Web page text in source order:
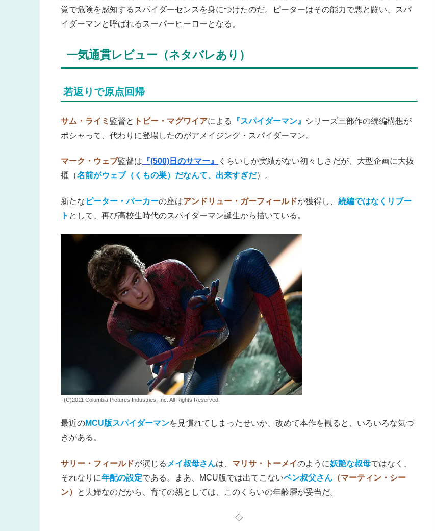
覚で危険を感知するスパイダーセンスを身につけたのだ。ピーターはその能力で悪と闘い、スパ
イダーマンと呼ばれるスーパーヒーローとなる。
一気通貫レビュー（ネタバレあり）
若返りで原点回帰
サム・ライミ 監督と トビー・マグワイアによる 『スパイダーマン』
シリーズ三部作の続編構想が
ポシャって、代わりに登場したのがアメイジング・スパイダーマン。
マーク・ウェブ監督は 『(500)日のサマー』
くらいしか実績がない初々しさだが、大型企画に大抜
擢（名前がウェブ（くもの巣）だなんて、出来すぎだ）。
新たな ピーター・パーカーの座はアンドリュー・ガーフィールドが獲得し、 続編ではなくリブー
ト として、再び高校生時代のスパイダーマン誕生から描いている。
(C)2011 Columbia Pictures Industries, Inc. All Rights Reserved.
最近のMCU版スパイダーマンを見慣れてしまったせいか、改めて本作を観ると、いろいろな気づ
きがある。
サリー・フィールドが演じる メイ叔母さんは、 マリサ・トーメイのように妖艶な叔母ではなく、
それなりに年配の設定である。まあ、MCU版では出てこないベン叔父さん （マーティン・シー
ン）
と夫婦なのだから、育ての親としては、このくらいの年齢層が妥当だ。
◇